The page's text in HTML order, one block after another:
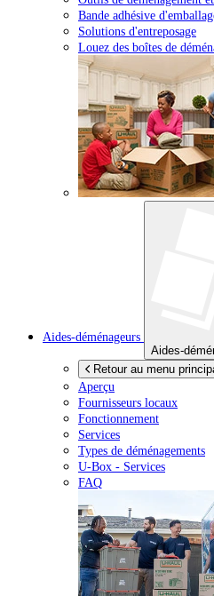
Bande adhésive
Solutions d'entreposage
Louez des boîtes de
Aides-déménageurs
Aides-
Retour au menu
Aperçu
Fournisseurs locaux
Fonctionnement
Services
Types de déménagements
U-Box - Services
FAQ